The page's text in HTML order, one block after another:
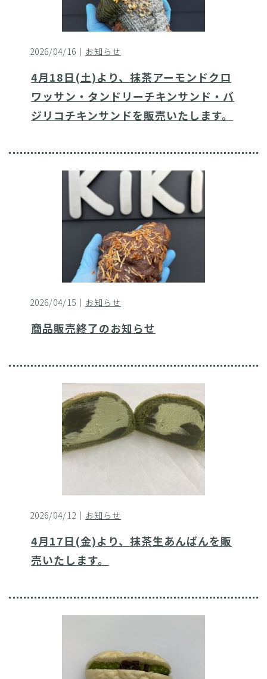
2026/04/16｜ お知らせ
4月18日(土)より、抹茶アーモンドクロ
ワッサン・タンドリーチキンサンド・バ
ジリコチキンサンドを販売いたします。
2026/04/15｜ お知らせ
商品販売終了のお知らせ
2026/04/12｜ お知らせ
4月17日(金)より、抹茶生あんぱんを販
売いたします。